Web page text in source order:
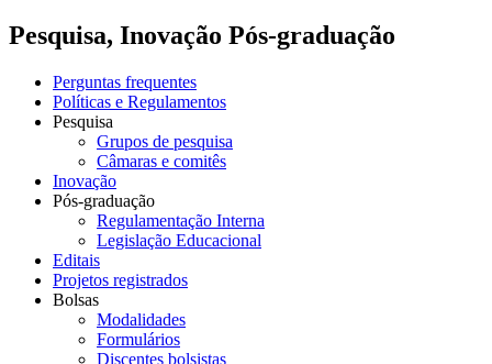
Pesquisa, Inovação Pós-graduação
Perguntas frequentes
Políticas e Regulamentos
Pesquisa
Grupos de pesquisa
Câmaras e comitês
Inovação
Pós-graduação
Regulamentação Interna
Legislação Educacional
Editais
Projetos registrados
Bolsas
Modalidades
Formulários
Discentes bolsistas